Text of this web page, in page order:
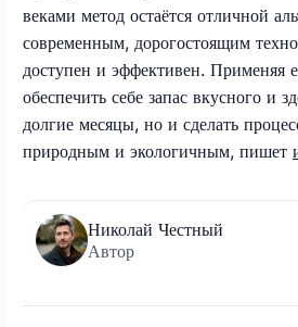
веками метод остаётся отличной
современным, дорогостоящим
доступен и эффективен. Применяя
обеспечить себе запас вкусного и
долгие месяцы, но и сделать
природным и экологичным, пишет
Николай Честный
Автор